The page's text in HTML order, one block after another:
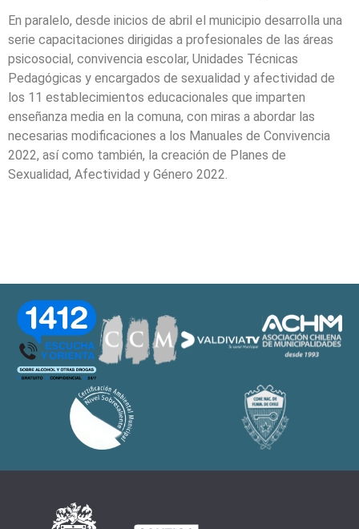
En paralelo, desde inicios de abril el municipio desarrolla una
serie capacitaciones dirigidas a profesionales de las áreas
psicosocial, convivencia escolar, Unidades Técnicas
Pedagógicas y encargados de sexualidad y afectividad de
los 11 establecimientos educacionales que imparten
enseñanza media en la comuna, con miras a abordar las
necesarias modificaciones a los Manuales de Convivencia
2022, así como también, la creación de Planes de
Sexualidad, Afectividad y Género 2022.